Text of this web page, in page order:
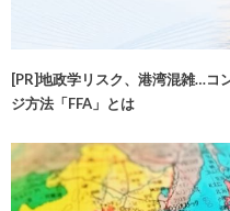
[PR]地政学リスク、港湾混雑…コ
ジ方法「FFA」とは